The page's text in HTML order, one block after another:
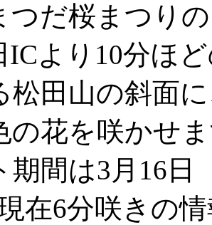
つだ桜まつり
ICより10分ほ
松田山の斜面
の花を咲かせ
期間は3月16日
在6分咲きの